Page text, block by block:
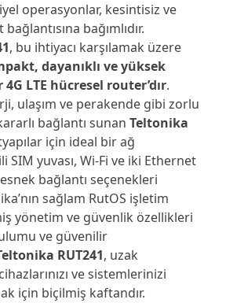
operasyonlar, kesintisiz ve
bağımlıdır.
, bu ihtiyacı karşılamak üzere
dayanıklı ve yüksek
LTE hücresel router’dır.
ulaşım ve perakende gibi zorlu
bağlantı sunan Teltonika
için ideal bir ağ
SIM yuvası, Wi-Fi ve iki Ethernet
bağlantı seçenekleri
sağlam RutOS işletim
yönetim ve güvenlik özellikleri
ve güvenilir
RUT241, uzak
ve sistemlerinizi
için biçilmiş kaftandır.